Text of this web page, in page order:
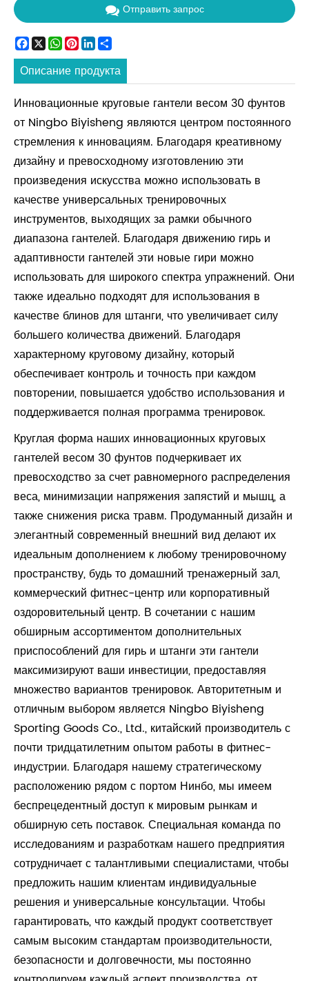
Отправить запрос
Facebook
X WhatsApp
Pinterest
LinkedIn
Описание продукта
Инновационные круговые гантели весом 30 фунтов
от Ningbo Biyisheng являются центром постоянного
стремления к инновациям. Благодаря креативному
дизайну и превосходному изготовлению эти
произведения искусства можно использовать в
качестве универсальных тренировочных
инструментов, выходящих за рамки обычного
диапазона гантелей. Благодаря движению гирь и
адаптивности гантелей эти новые гири можно
использовать для широкого спектра упражнений. Они
также идеально подходят для использования в
качестве блинов для штанги, что увеличивает силу
большего количества движений. Благодаря
характерному круговому дизайну, который
обеспечивает контроль и точность при каждом
повторении, повышается удобство использования и
поддерживается полная программа тренировок.
Круглая форма наших инновационных круговых
гантелей весом 30 фунтов подчеркивает их
превосходство за счет равномерного распределения
веса, минимизации напряжения запястий и мышц, а
также снижения риска травм. Продуманный дизайн и
элегантный современный внешний вид делают их
идеальным дополнением к любому тренировочному
пространству, будь то домашний тренажерный зал,
коммерческий фитнес-центр или корпоративный
оздоровительный центр. В сочетании с нашим
обширным ассортиментом дополнительных
приспособлений для гирь и штанги эти гантели
максимизируют ваши инвестиции, предоставляя
множество вариантов тренировок. Авторитетным и
отличным выбором является Ningbo Biyisheng
Sporting Goods Co., Ltd., китайский производитель с
почти тридцатилетним опытом работы в фитнес-
индустрии. Благодаря нашему стратегическому
расположению рядом с портом Нинбо, мы имеем
беспрецедентный доступ к мировым рынкам и
обширную сеть поставок. Специальная команда по
исследованиям и разработкам нашего предприятия
сотрудничает с талантливыми специалистами, чтобы
предложить нашим клиентам индивидуальные
решения и универсальные консультации. Чтобы
гарантировать, что каждый продукт соответствует
самым высоким стандартам производительности,
безопасности и долговечности, мы постоянно